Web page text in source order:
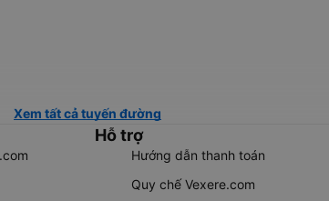
Xem tất cả tuyến đường
Hỗ trợ
Hướng dẫn thanh toán
Quy chế Vexere.com